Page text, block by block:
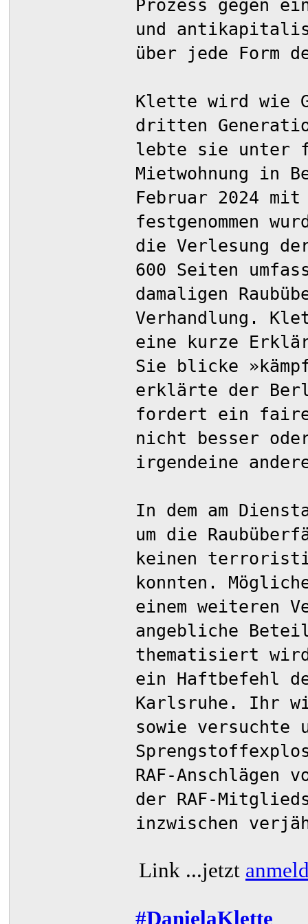
Prozess gegen
und
über jede Form
Klette wird wie
dritten
lebte sie unter
Mietwohnung in
Februar 2024
festgenommen
die Verlesung
600 Seiten
damaligen
Verhandlung.
eine kurze
Sie blicke
erklärte der
fordert ein
nicht besser
irgendeine
In dem am
um die
keinen
konnten.
einem weiteren
angebliche
thematisiert
ein Haftbefehl
Karlsruhe. Ihr
sowie versuchte
RAF-Anschlägen
der RAF-
inzwischen
Link ...jetzt
#DanielaKlette